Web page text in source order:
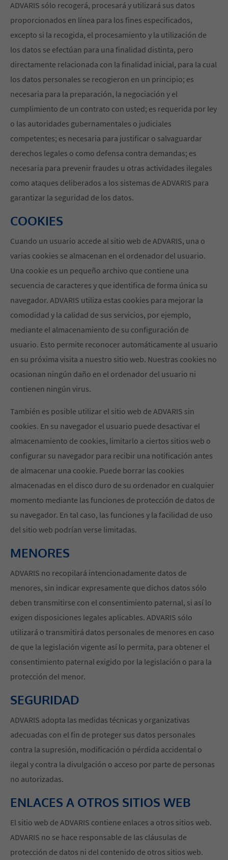
ADVARIS sólo recogerá, procesará y utilizará sus datos
proporcionados en línea para los fines especificados,
excepto si la recogida, el procesamiento y la utilización de
los datos se efectúan para una finalidad distinta, pero
directamente relacionada con la finalidad inicial, para la cual
los datos personales se recogieron en un principio; es
necesaria para la preparación, la negociación y el
cumplimiento de un contrato con usted; es requerida por ley
o las autoridades gubernamentales o judiciales
competentes; es necesaria para justificar o salvaguardar
derechos legales o como defensa contra demandas; es
necesaria para prevenir fraudes u otras actividades ilegales
como ataques deliberados a los sistemas de ADVARIS para
garantizar la seguridad de los datos.
COOKIES
Cuando un usuario accede al sitio web de ADVARIS, una o
varias cookies se almacenan en el ordenador del usuario.
Una cookie es un pequeño archivo que contiene una
secuencia de caracteres y que identifica de forma única su
navegador. ADVARIS utiliza estas cookies para mejorar la
comodidad y la calidad de sus servicios, por ejemplo,
mediante el almacenamiento de su configuración de
usuario. Esto permite reconocer automáticamente al usuario
en su próxima visita a nuestro sitio web. Nuestras cookies no
ocasionan ningún daño en el ordenador del usuario ni
contienen ningún virus.
También es posible utilizar el sitio web de ADVARIS sin
cookies. En su navegador el usuario puede desactivar el
almacenamiento de cookies, limitarlo a ciertos sitios web o
configurar su navegador para recibir una notificación antes
de almacenar una cookie. Puede borrar las cookies
almacenadas en el disco duro de su ordenador en cualquier
momento mediante las funciones de protección de datos de
su navegador. En tal caso, las funciones y la facilidad de uso
del sitio web podrían verse limitadas.
MENORES
ADVARIS no recopilará intencionadamente datos de
menores, sin indicar expresamente que dichos datos sólo
deben transmitirse con el consentimiento paternal, si así lo
exigen disposiciones legales aplicables. ADVARIS sólo
utilizará o transmitirá datos personales de menores en caso
de que la legislación vigente así lo permita, para obtener el
consentimiento paternal exigido por la legislación o para la
protección del menor.
SEGURIDAD
ADVARIS adopta las medidas técnicas y organizativas
adecuadas con el fin de proteger sus datos personales
contra la supresión, modificación o pérdida accidental o
ilegal y contra la divulgación o acceso por parte de personas
no autorizadas.
ENLACES A OTROS SITIOS WEB
El sitio web de ADVARIS contiene enlaces a otros sitios web.
ADVARIS no se hace responsable de las cláusulas de
protección de datos ni del contenido de otros sitios web.